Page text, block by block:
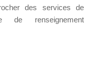
des services de
de renseignement